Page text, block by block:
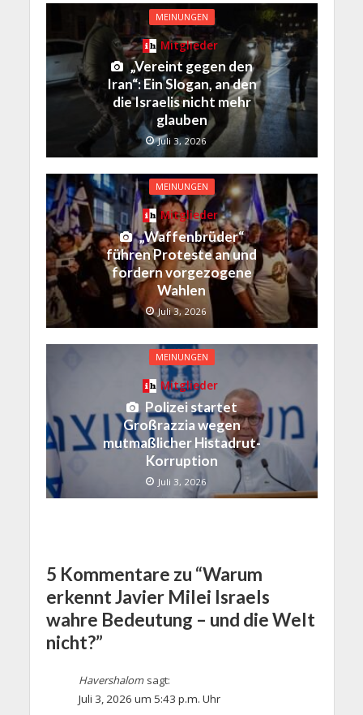
MEINUNGEN
Mitglieder
„Vereint gegen den
Iran“: Ein Slogan, an den
die Israelis nicht mehr
glauben
Juli 3, 2026
MEINUNGEN
Mitglieder
„Waffenbrüder“
führen Proteste an und
fordern vorgezogene
Wahlen
Juli 3, 2026
MEINUNGEN
Mitglieder
Polizei startet
Großrazzia wegen
mutmaßlicher Histadrut-
Korruption
Juli 3, 2026
5 Kommentare zu “Warum
erkennt Javier Milei Israels
wahre Bedeutung – und die Welt
nicht?”
Havershalom sagt:
Juli 3, 2026 um 5:43 p.m. Uhr